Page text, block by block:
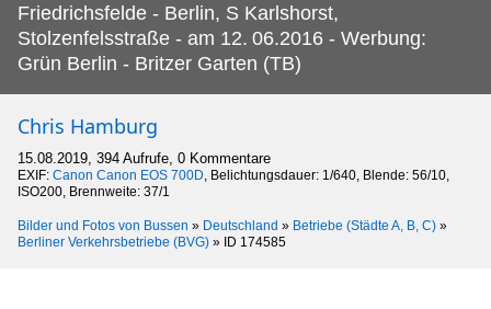
Friedrichsfelde - Berlin, S Karlshorst,
Stolzenfelsstraße - am 12. 06.2016 - Werbung:
Grün Berlin - Britzer Garten (TB)
Chris Hamburg
15.08.2019, 394 Aufrufe, 0 Kommentare
EXIF: Canon Canon EOS 700D, Belichtungsdauer: 1/640, Blende: 56/10,
ISO200, Brennweite: 37/1
Bilder und Fotos von Bussen » Deutschland » Betriebe (Städte A, B, C) »
Berliner Verkehrsbetriebe (BVG) » ID 174585